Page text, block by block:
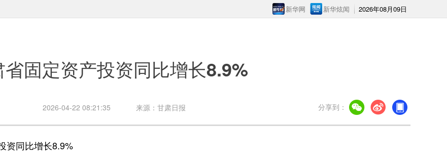
2026年08月09日
新华炫闻
新华网
固定资产投资同比增长8.9%
2026-04-22 08:21:35 来源：甘肃日报 分享到：
同比增长8.9%